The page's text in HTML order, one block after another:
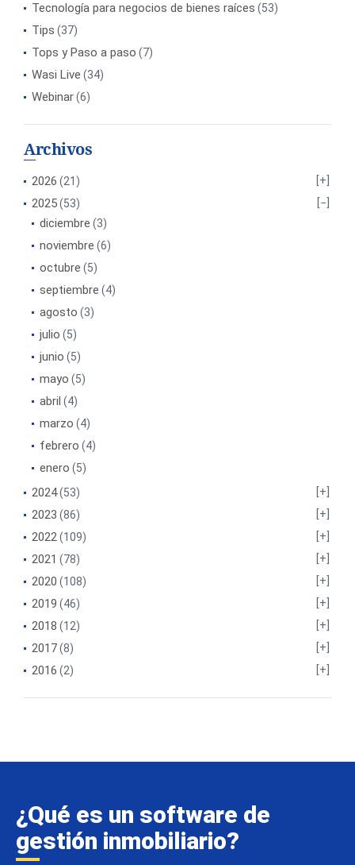
Tecnología para negocios de bienes raíces (53)
Tips (37)
Tops y Paso a paso (7)
Wasi Live (34)
Webinar(6)
Archivos
2026 (21)
2025(53)
diciembre (3)
noviembre (6)
octubre (5)
septiembre (4)
agosto (3)
julio (5)
junio (5)
mayo (5)
abril (4)
marzo (4)
febrero (4)
enero (5)
2024(53)
2023 (86)
2022(109)
2021 (78)
2020 (108)
2019 (46)
2018 (12)
2017(8)
2016 (2)
¿Qué es un software de
gestión inmobiliario?